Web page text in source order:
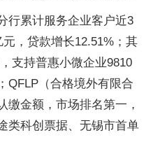
累计服务企业客户近3
，贷款增长12.51%；其
支持普惠小微企业9810
QFLP（合格境外有限合
缴金额，市场排名第一，
类科创票据、无锡市首单